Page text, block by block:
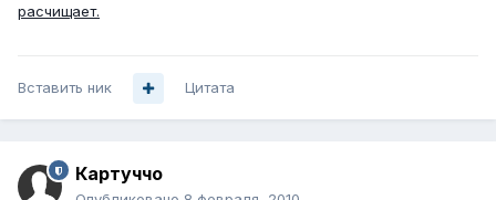
расчищает.
Вставить ник Цитата
Картуччо